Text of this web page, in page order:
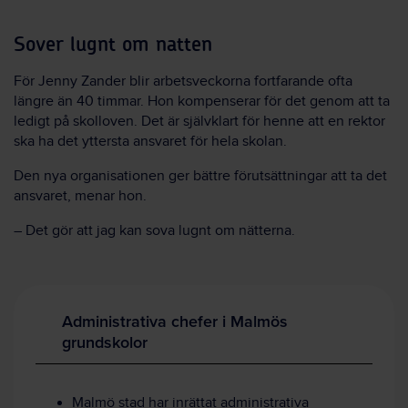
Sover lugnt om natten
För Jenny Zander blir arbetsveckorna fortfarande ofta
längre än 40 timmar. Hon kompenserar för det genom att ta
ledigt på skolloven. Det är självklart för henne att en rektor
ska ha det yttersta ansvaret för hela skolan.
Den nya organisationen ger bättre förutsättningar att ta det
ansvaret, menar hon.
– Det gör att jag kan sova lugnt om nätterna.
Administrativa chefer i Malmös
grundskolor
Malmö stad har inrättat administrativa